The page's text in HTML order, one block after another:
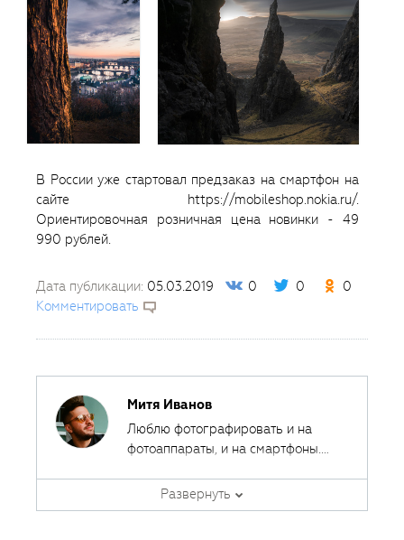
В России уже стартовал предзаказ на смартфон на
сайте https://mobileshop.nokia.ru/.
Ориентировочная розничная цена новинки - 49
990 рублей.
Дата публикации: 05.03.2019 0 0
0
Комментировать
Митя Иванов
Люблю фотографировать и на
фотоаппараты, и на смартфоны.
которая всегда с собой.
Автор курсов и эксперт
Fotoshkola.net
Развернуть